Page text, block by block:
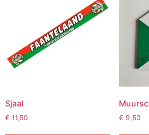
Sjaal
€ 11,50 € 9,50